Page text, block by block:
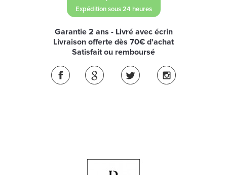
Expédition sous 24 heures
Garantie 2 ans - Livré avec écrin
Livraison offerte dès 70€ d'achat
Satisfait ou remboursé